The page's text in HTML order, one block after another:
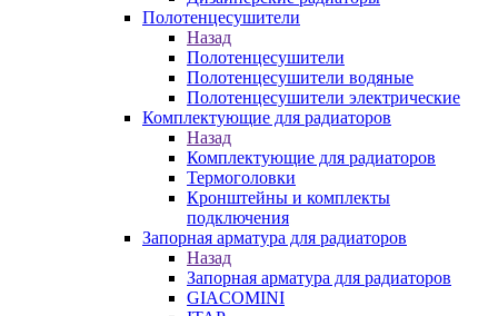
Полотенцесушители
Назад
Полотенцесушители
Полотенцесушители водяные
Полотенцесушители электрические
Комплектующие для радиаторов
Назад
Комплектующие для радиаторов
Термоголовки
Кронштейны и комплекты
подключения
Запорная арматура для радиаторов
Назад
Запорная арматура для радиаторов
GIACOMINI